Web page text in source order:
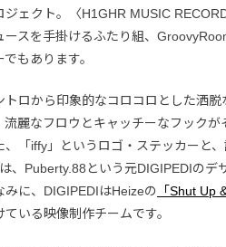
ジェクト。〈H1GHR MUSIC
ースを手掛けるふたり組、
でもあります。
トロから印象的なコロコロとした洒
流麗なフロウとキャッチーなフックが
、「iffy」というロゴ・ステッカーと
、Puberty.88という元DIGIPEDIのデ
みに、DIGIPEDIはHeizeの
「Shut Up
ている映像制作チームです。